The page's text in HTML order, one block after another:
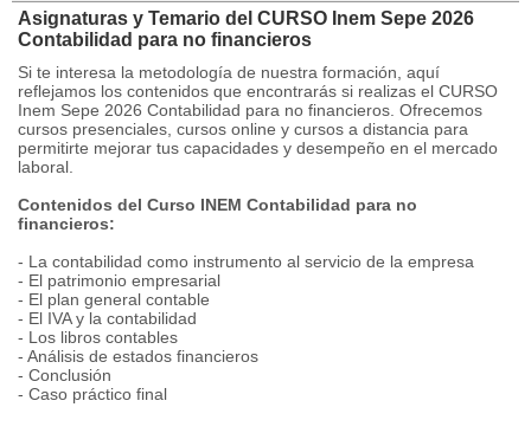
Asignaturas y Temario del CURSO Inem Sepe 2026
Contabilidad para no financieros
Si te interesa la metodología de nuestra formación, aquí
reflejamos los contenidos que encontrarás si realizas el CURSO
Inem Sepe 2026 Contabilidad para no financieros. Ofrecemos
cursos presenciales, cursos online y cursos a distancia para
permitirte mejorar tus capacidades y desempeño en el mercado
laboral.
Contenidos del Curso INEM Contabilidad para no
financieros:
- La contabilidad como instrumento al servicio de la empresa
- El patrimonio empresarial
- El plan general contable
- El IVA y la contabilidad
- Los libros contables
- Análisis de estados financieros
- Conclusión
- Caso práctico final